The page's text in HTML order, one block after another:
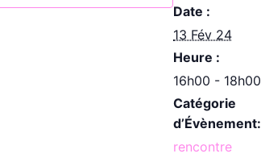
Date :
13 Fév 24
Heure :
16h00 - 18h00
Catégorie
d’Évènement:
rencontre